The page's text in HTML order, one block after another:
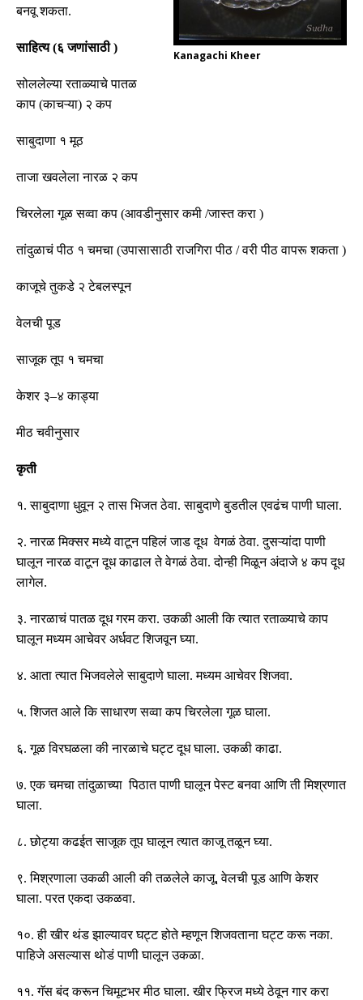
Kanagachi Kheer
बनवू शकता.
साहित्य(६ जणांसाठी)
सोललेल्या रताळ्याचे पातळ
काप (काचऱ्या) २ कप
साबुदाणा १ मूठ
ताजा खवलेला नारळ २ कप
चिरलेला गूळ सव्वा कप (आवडीनुसार कमी /जास्त करा )
तांदुळाचं पीठ १ चमचा (उपासासाठी राजगिरा पीठ /वरी पीठ वापरू शकता )
काजूचे तुकडे २ टेबलस्पून
वेलची पूड
साजूक तूप १ चमचा
केशर ३–४ काड्या
मीठ चवीनुसार
कृती
१.साबुदाणा धुवून २ तास भिजत ठेवा.साबुदाणे बुडतील एवढंच पाणी घाला.
२.नारळ मिक्सर मध्ये वाटून पहिलं जाड दूध वेगळं ठेवा.दुसऱ्यांदा पाणी
घालून नारळ वाटून दूध काढाल ते वेगळं ठेवा.दोन्ही मिळून अंदाजे ४ कप दूध
लागेल.
३.नारळाचं पातळ दूध गरम करा.उकळी आली कि त्यात रताळ्याचे काप
घालून मध्यम आचेवर अर्धवट शिजवून घ्या.
४. आता त्यात भिजवलेले साबुदाणे घाला.मध्यम आचेवर शिजवा.
५.शिजत आले कि साधारण सव्वा कप चिरलेला गूळ घाला.
६.गूळ विरघळला की नारळाचे घट्ट दूध घाला.उकळी काढा.
७.एक चमचा तांदुळाच्या पिठात पाणी घालून पेस्ट बनवा आणि ती मिश्रणात
घाला.
८.छोट्या कढईत साजूक तूप घालून त्यात काजू तळून घ्या.
९.मिश्रणाला उकळी आली की तळलेले काजू,वेलची पूड आणि केशर
घाला.परत एकदा उकळवा.
१०.ही खीर थंड झाल्यावर घट्ट होते म्हणून शिजवताना घट्ट करू नका.
पाहिजे असल्यास थोडं पाणी घालून उकळा.
११.गॅस बंद करून चिमूटभर मीठ घाला.खीरफ्रिजमध्ये ठेवून गार करा